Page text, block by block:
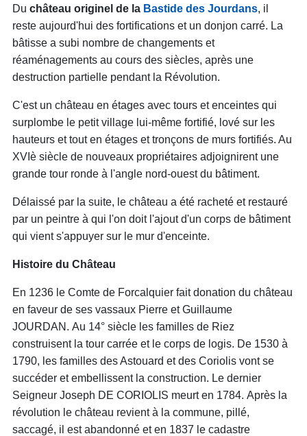
Du château originel de la Bastide des Jourdans, il
reste aujourd'hui des fortifications et un donjon carré. La
bâtisse a subi nombre de changements et
réaménagements au cours des siècles, après une
destruction partielle pendant la Révolution.
C'est un château en étages avec tours et enceintes qui
surplombe le petit village lui-même fortifié, lové sur les
hauteurs et tout en étages et tronçons de murs fortifiés. Au
XVIè siècle de nouveaux propriétaires adjoignirent une
grande tour ronde à l'angle nord-ouest du bâtiment.
Délaissé par la suite, le château a été racheté et restauré
par un peintre à qui l'on doit l'ajout d'un corps de bâtiment
qui vient s'appuyer sur le mur d'enceinte.
Histoire du Château
En 1236 le Comte de Forcalquier fait donation du château
en faveur de ses vassaux Pierre et Guillaume
JOURDAN. Au 14° siècle les familles de Riez
construisent la tour carrée et le corps de logis. De 1530 à
1790, les familles des Astouard et des Coriolis vont se
succéder et embellissent la construction. Le dernier
Seigneur Joseph DE CORIOLIS meurt en 1784. Après la
révolution le château revient à la commune, pillé,
saccagé, il est abandonné et en 1837 le cadastre